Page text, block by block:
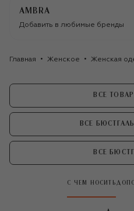
AMBRA
Добавить в любимые бренды
Главная Женское Женская
ВСЕ
ВСЕ
ВСЕ
С ЧЕМ НОСИТЬ